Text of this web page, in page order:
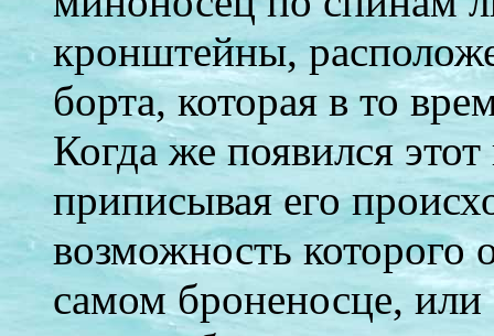
кронштейны,
борта, которая в то
Когда же появился
приписывая его
возможность
самом броненосце, или